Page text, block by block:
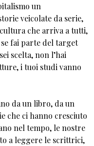
un
veicolate da serie,
che arriva a tutti,
fai parte del target
scelta, non l’hai
i tuoi studi vanno
da un libro, da un
che ci hanno cresciuto
nel tempo, le nostre
a leggere le scrittrici,